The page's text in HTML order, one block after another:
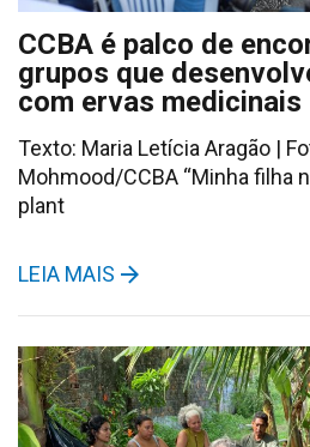
CCBA é palco de
grupos que
com ervas medicinais
Texto: Maria Letícia Aragão |
Mohmood/CCBA “Minha filha
plant
LEIA MAIS